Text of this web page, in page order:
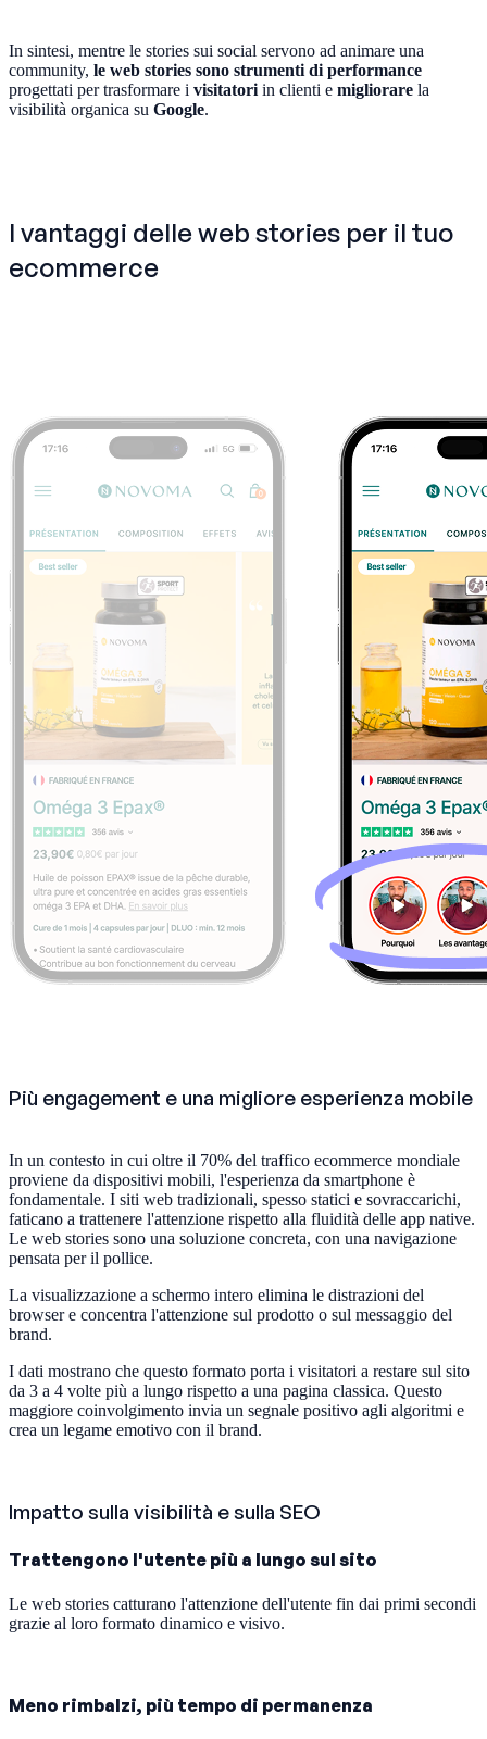
In sintesi, mentre le stories sui social servono ad animare una
community, le web stories sono strumenti di performance
progettati per trasformare i visitatori in clienti e migliorare la
visibilità organica su Google.
I vantaggi delle web stories per il tuo
ecommerce
Più engagement e una migliore esperienza mobile
In un contesto in cui oltre il 70% del traffico ecommerce mondiale
proviene da dispositivi mobili, l'esperienza da smartphone è
fondamentale. I siti web tradizionali, spesso statici e sovraccarichi,
faticano a trattenere l'attenzione rispetto alla fluidità delle app native.
Le web stories sono una soluzione concreta, con una navigazione
pensata per il pollice.
La visualizzazione a schermo intero elimina le distrazioni del
browser e concentra l'attenzione sul prodotto o sul messaggio del
brand.
I dati mostrano che questo formato porta i visitatori a restare sul sito
da 3 a 4 volte più a lungo rispetto a una pagina classica. Questo
maggiore coinvolgimento invia un segnale positivo agli algoritmi e
crea un legame emotivo con il brand.
Impatto sulla visibilità e sulla SEO
Trattengono l'utente più a lungo sul sito
Le web stories catturano l'attenzione dell'utente fin dai primi secondi
grazie al loro formato dinamico e visivo.
Meno rimbalzi, più tempo di permanenza